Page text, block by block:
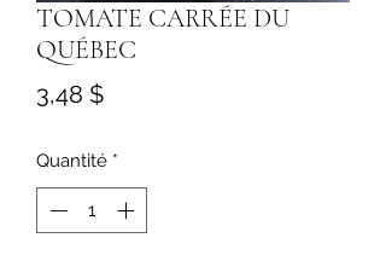
TOMATE CARRÉE DU
QUÉBEC
3,48 $Prix
Quantité *